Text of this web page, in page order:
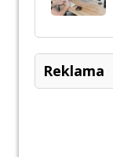
Reklama